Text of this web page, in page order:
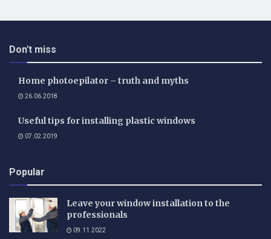
Don't miss
Home photoepilator – truth and myths
26.06.2018
Useful tips for installing plastic windows
07.02.2019
Popular
Leave your window installation to the
professionals
09.11.2022